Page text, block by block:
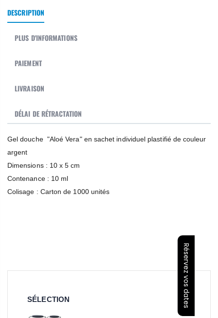
DESCRIPTION
PLUS D'INFORMATIONS
PAIEMENT
LIVRAISON
DÉLAI DE RÉTRACTATION
Gel douche "Aloé Vera" en sachet individuel plastifié de couleur
argent
​Dimensions : 10 x 5 cm
​Contenance : 10 ml
Colisage : Carton de 1000 unités
SÉLECTION Réservez vos dates